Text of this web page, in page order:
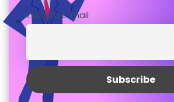
Indirizzo E-mail